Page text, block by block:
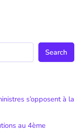
Search
s’opposent à la
au 4ème